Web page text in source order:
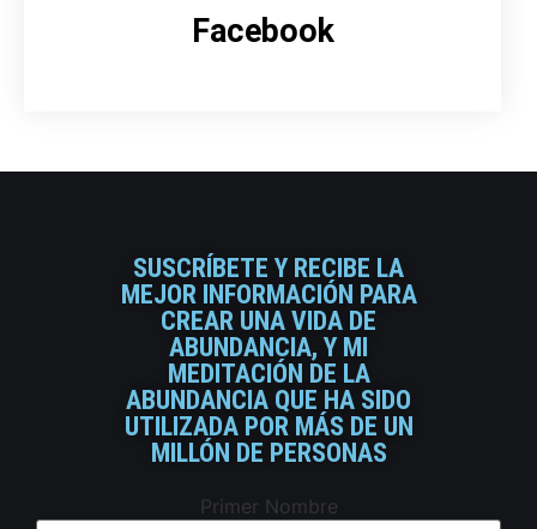
Facebook
SUSCRÍBETE Y RECIBE LA
MEJOR INFORMACIÓN PARA
CREAR UNA VIDA DE
ABUNDANCIA, Y MI
MEDITACIÓN DE LA
ABUNDANCIA QUE HA SIDO
UTILIZADA POR MÁS DE UN
MILLÓN DE PERSONAS
Primer Nombre